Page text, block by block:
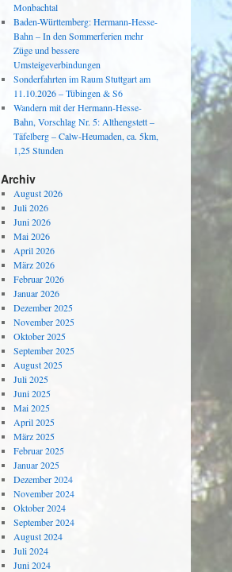
Monbachtal
Baden-Württemberg: Hermann-Hesse-
Bahn – In den Sommerferien mehr
Züge und bessere
Umsteigeverbindungen
Sonderfahrten im Raum Stuttgart am
11.10.2026 – Tübingen & S6
Wandern mit der Hermann-Hesse-
Bahn, Vorschlag Nr. 5: Althengstett –
Täfelberg – Calw-Heumaden, ca. 5km,
1,25 Stunden
Archiv
August 2026
Juli 2026
Juni 2026
Mai 2026
April 2026
März 2026
Februar 2026
Januar 2026
Dezember 2025
November 2025
Oktober 2025
September 2025
August 2025
Juli 2025
Juni 2025
Mai 2025
April 2025
März 2025
Februar 2025
Januar 2025
Dezember 2024
November 2024
Oktober 2024
September 2024
August 2024
Juli 2024
Juni 2024